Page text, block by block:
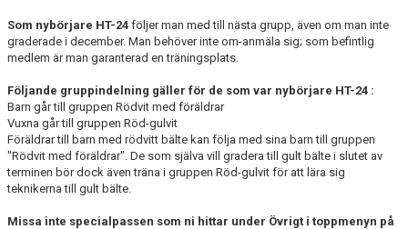
Som nybörjare HT-24 följer man med till nästa grupp, även om man inte
graderade i december. Man behöver inte om-anmäla sig; som befintlig
medlem är man garanterad en träningsplats.
Följande gruppindelning gäller för de som var nybörjare HT-24 :
Barn går till gruppen Rödvit med föräldrar
Vuxna går till gruppen Röd-gulvit
Föräldrar till barn med rödvitt bälte kan följa med sina barn till gruppen
"Rödvit med föräldrar". De som själva vill gradera till gult bälte i slutet av
terminen bör dock även träna i gruppen Röd-gulvit för att lära sig
teknikerna till gult bälte.
Missa inte specialpassen som ni hittar under Övrigt i toppmenyn på